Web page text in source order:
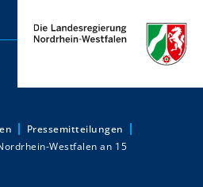
Pressemitteilungen
Westfalen an 15